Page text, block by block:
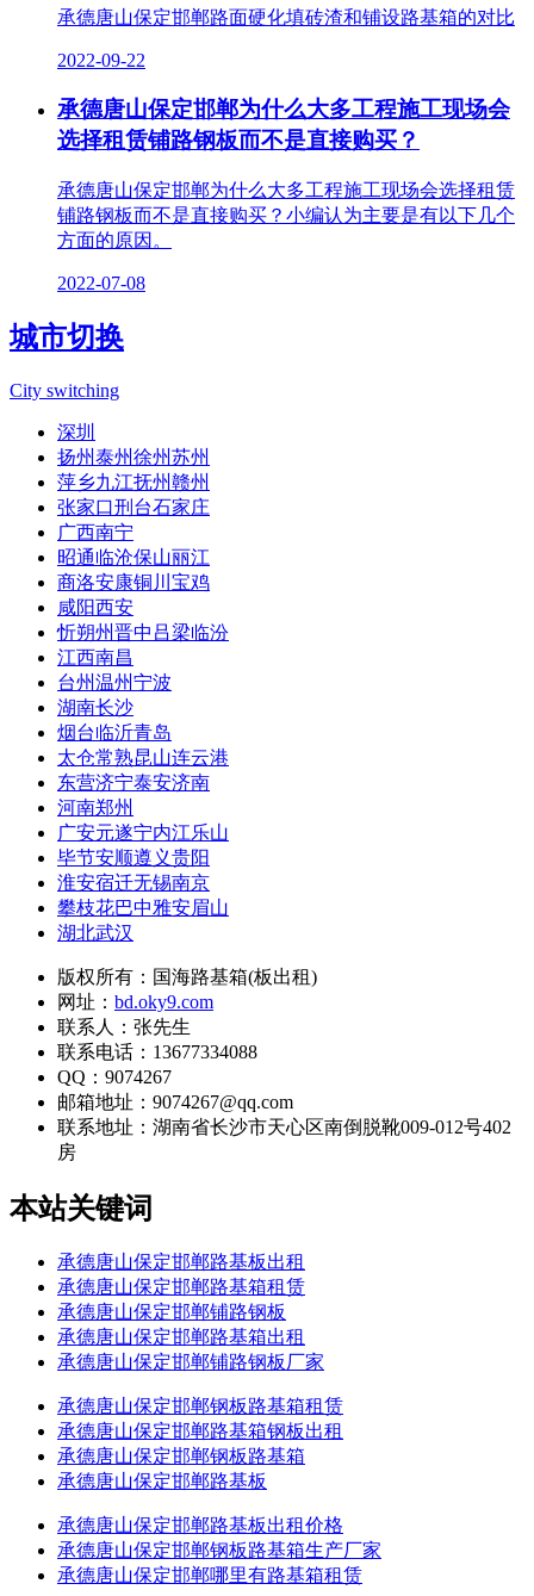
承德唐山保定邯郸路面硬化填砖渣和铺设路基箱的对比
2022-09-22
承德唐山保定邯郸为什么大多工程施工现场会
选择租赁铺路钢板而不是直接购买？
承德唐山保定邯郸为什么大多工程施工现场会选择租赁
铺路钢板而不是直接购买？小编认为主要是有以下几个
方面的原因。
2022-07-08
城市切换
City switching
深圳
扬州泰州徐州苏州
萍乡九江抚州赣州
张家口刑台石家庄
广西南宁
昭通临沧保山丽江
商洛安康铜川宝鸡
咸阳西安
忻朔州晋中吕梁临汾
江西南昌
台州温州宁波
湖南长沙
烟台临沂青岛
太仓常熟昆山连云港
东营济宁泰安济南
河南郑州
广安元遂宁内江乐山
毕节安顺遵义贵阳
淮安宿迁无锡南京
攀枝花巴中雅安眉山
湖北武汉
版权所有：国海路基箱(板出租)
网址： bd.oky9.com
联系人：张先生
联系电话：13677334088
QQ：9074267
邮箱地址：9074267@qq.com
联系地址： 湖南省长沙市天心区南倒脱靴009-012号402
房
本站关键词
承德唐山保定邯郸路基板出租
承德唐山保定邯郸路基箱租赁
承德唐山保定邯郸铺路钢板
承德唐山保定邯郸路基箱出租
承德唐山保定邯郸铺路钢板厂家
承德唐山保定邯郸钢板路基箱租赁
承德唐山保定邯郸路基箱钢板出租
承德唐山保定邯郸钢板路基箱
承德唐山保定邯郸路基板
承德唐山保定邯郸路基板出租价格
承德唐山保定邯郸钢板路基箱生产厂家
承德唐山保定邯郸哪里有路基箱租赁